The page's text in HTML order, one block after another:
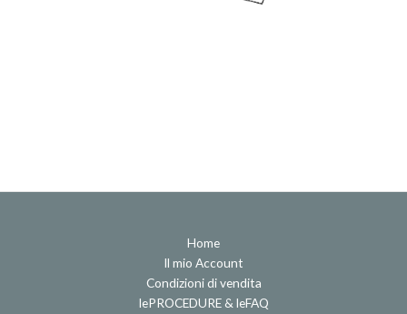
Home
Il mio Account
Condizioni di vendita
lePROCEDURE & leFAQ